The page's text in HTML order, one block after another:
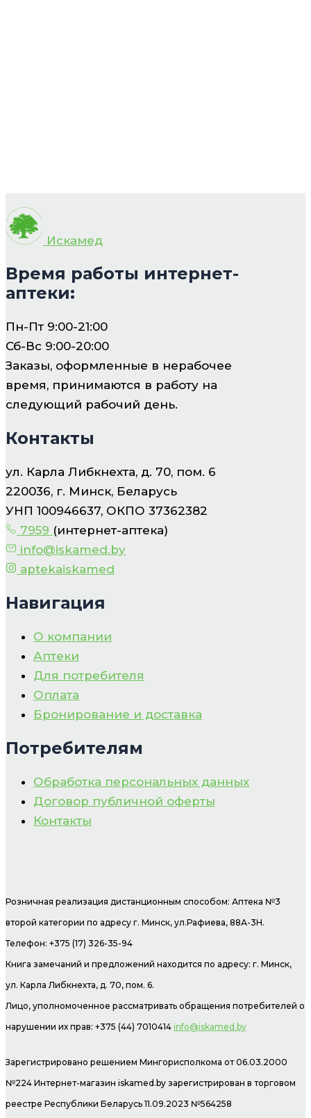
Искамед
Время работы интернет-
аптеки:
Пн-Пт 9:00-21:00
Сб-Вс 9:00-20:00
Заказы, оформленные в нерабочее
время, принимаются в работу на
следующий рабочий день.
Контакты
ул. Карла Либкнехта, д. 70, пом. 6
220036, г. Минск, Беларусь
УНП 100946637, ОКПО 37362382
7959 (интернет-аптека)
info@iskamed.by
aptekaiskamed
Навигация
О компании
Аптеки
Для потребителя
Оплата
Бронирование и доставка
Потребителям
Обработка персональных данных
Договор публичной оферты
Контакты
Розничная реализация дистанционным способом: Аптека №3
второй категории по адресу г. Минск, ул.Рафиева, 88А-3Н.
Телефон: +375 (17) 326-35-94
Книга замечаний и предложений находится по адресу: г. Минск,
ул. Карла Либкнехта, д. 70, пом. 6.
Лицо, уполномоченное рассматривать обращения потребителей о
нарушении их прав: +375 (44) 7010414 info@iskamed.by
Зарегистрировано решением Мингорисполкома от 06.03.2000
№224 Интернет-магазин iskamed.by зарегистрирован в торговом
реестре Республики Беларусь 11.09.2023 №564258